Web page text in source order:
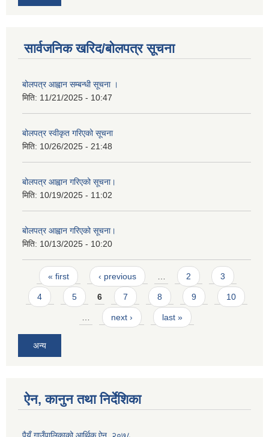
सार्वजनिक खरिद/बोलपत्र सूचना
बोलपत्र आह्वान सम्बन्धी सूचना ।
मिति: 11/21/2025 - 10:47
बोलपत्र स्वीकृत गरिएको सूचना
मिति: 10/26/2025 - 21:48
बोलपत्र आह्वान गरिएको सूचना।
मिति: 10/19/2025 - 11:02
बोलपत्र आह्वान गरिएको सूचना।
मिति: 10/13/2025 - 10:20
Pages
« first ‹ previous … 2 3
4 5 6 7 8 9 10
… next › last »
अन्य
ऐन, कानुन तथा निर्देशिका
पैयूँ गाउँपालिकाको आर्थिक ऐन, २०७८